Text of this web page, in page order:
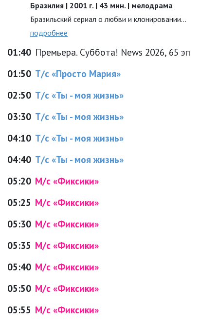
Бразилия | 2001 г. | 43 мин. | мелодрама
Бразильский сериал о любви и клонировании...
подробнее
01:40 Премьера. Суббота! News 2026, 65 эп
01:50 Т/с «Просто Мария»
02:50 Т/с «Ты - моя жизнь»
03:30 Т/с «Ты - моя жизнь»
04:10 Т/с «Ты - моя жизнь»
04:40 Т/с «Ты - моя жизнь»
05:20 М/с «Фиксики»
05:25 М/с «Фиксики»
05:30 М/с «Фиксики»
05:35 М/с «Фиксики»
05:40 М/с «Фиксики»
05:50 М/с «Фиксики»
05:55 М/с «Фиксики»